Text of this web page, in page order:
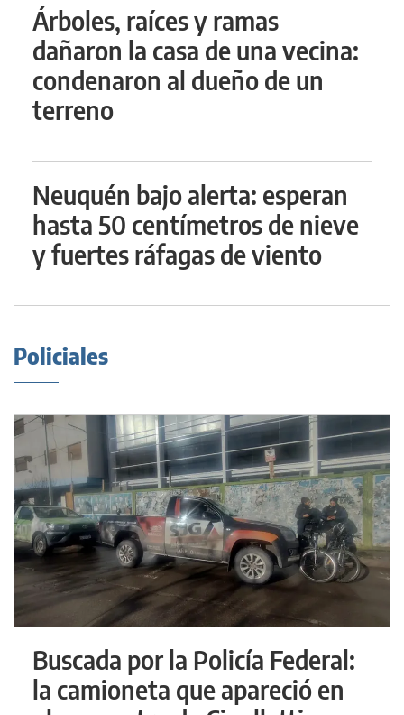
Árboles, raíces y ramas
dañaron la casa de una vecina:
condenaron al dueño de un
terreno
Neuquén bajo alerta: esperan
hasta 50 centímetros de nieve
y fuertes ráfagas de viento
Policiales
Buscada por la Policía Federal:
la camioneta que apareció en